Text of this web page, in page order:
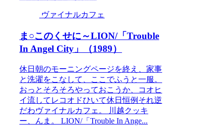
ヴァイナルカフェ
ま○このくせに～LION/「Trouble
In Angel City」（1989）
休日朝のモーニングページを終え、家事
と洗濯をこなして、ここでふうと一服。
おっとそろそろやっておこうか、コオヒ
イ流してレコオドひいて休日恒例それ逆
だわヴァイナルカフェ。 川越クッキ
ー、んま。 LION/「Trouble In Ange...